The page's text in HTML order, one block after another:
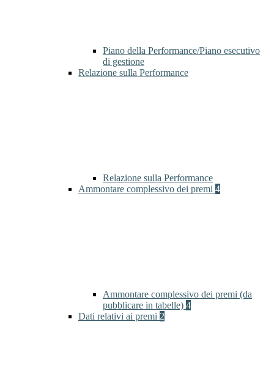
Piano della Performance/Piano esecutivo
di gestione
Relazione sulla Performance
Relazione sulla Performance
Ammontare complessivo dei premi 4
Ammontare complessivo dei premi (da
pubblicare in tabelle) 4
Dati relativi ai premi 2